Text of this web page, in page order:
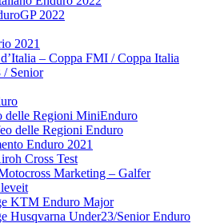
2022
2021
– Coppa FMI / Coppa Italia
/ Senior
delle Regioni MiniEnduro
delle Regioni Enduro
Enduro 2021
Cross Test
Marketing – Galfer
KTM Enduro Major
Husqvarna Under23/Senior Enduro